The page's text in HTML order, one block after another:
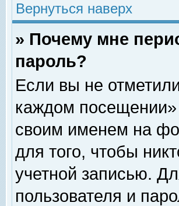
Вернуться наверх
» Почему мне
пароль?
Если вы не
каждом посещении»
своим именем на
для того, чтобы
учетной записью.
пользователя и